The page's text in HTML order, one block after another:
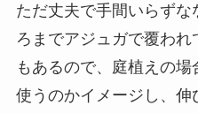
ただ丈夫で手間いらずな
ろまでアジュガで覆わ
もあるので、庭植えの
使うのかイメージし、